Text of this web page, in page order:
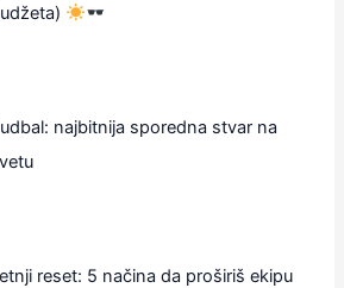
najbitnija sporedna stvar na
reset: 5 načina da proširiš ekipu